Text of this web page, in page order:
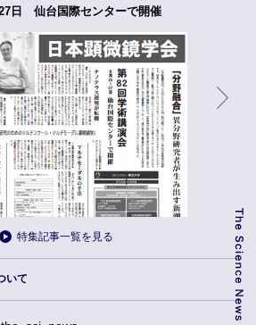
日 仙台国際センターで開催
特集記事一覧を見る
いて